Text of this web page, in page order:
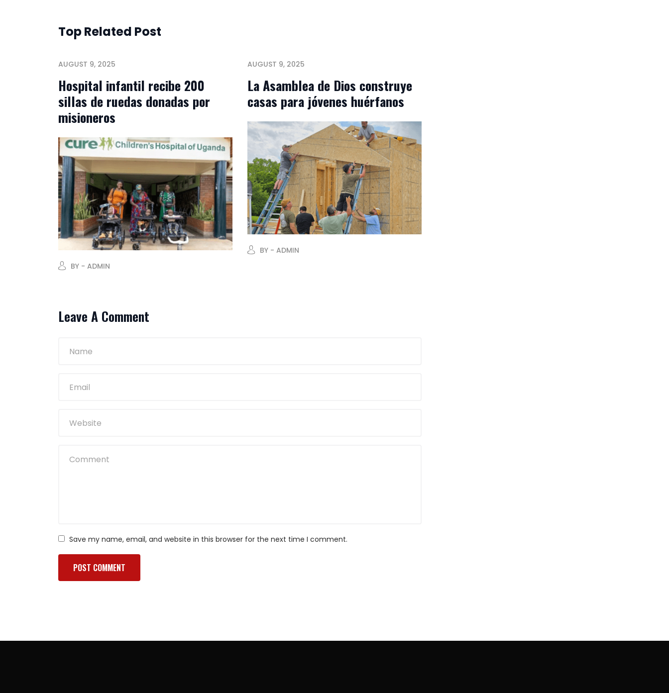
Top Related Post
AUGUST 9, 2025
Hospital infantil recibe 200
sillas de ruedas donadas por
misioneros
BY - ADMIN
AUGUST 9, 2025
La Asamblea de Dios construye
casas para jóvenes huérfanos
BY - ADMIN
Leave A Comment
Save my name, email, and website in this browser for the next time I comment.